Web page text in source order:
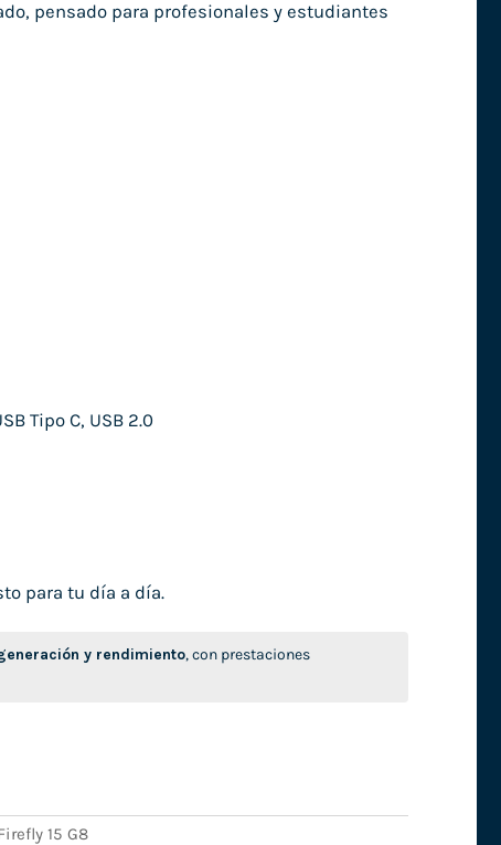
pensado para profesionales y estudiantes
Tipo C, USB 2.0
para tu día a día.
y rendimiento, con prestaciones
15 G8